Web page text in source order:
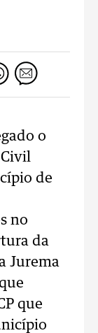
o
de
no
da
Jurema
que